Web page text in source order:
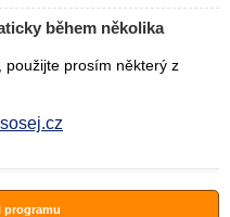
během několika
použijte prosím některý z
programu